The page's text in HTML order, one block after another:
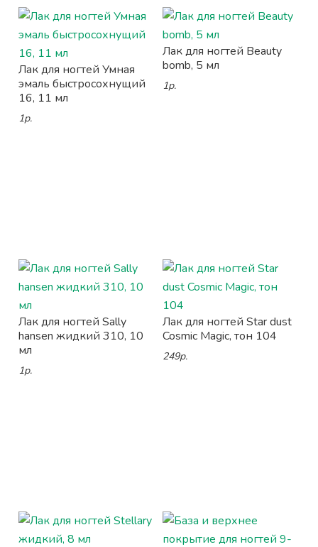
Лак для ногтей Умная
эмаль быстросохнущий
16, 11 мл
1р.
Лак для ногтей Beauty
bomb, 5 мл
1р.
Лак для ногтей Sally
hansen жидкий 310, 10
мл
1р.
Лак для ногтей Star dust
Cosmic Magic, тон 104
249р.